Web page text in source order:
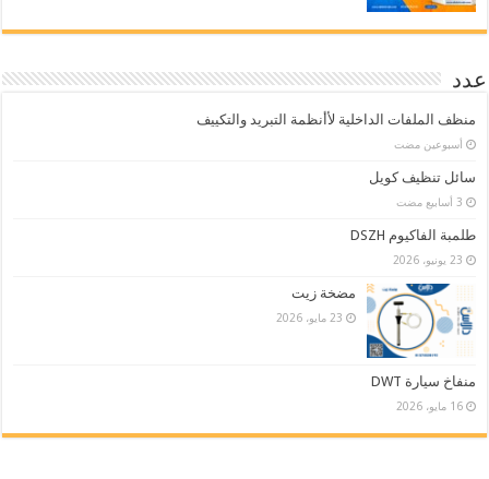
عدد
منظف الملفات الداخلية لأأنظمة التبريد والتكييف
‏أسبوعين مضت
سائل تنظيف كويل
طلمبة الفاكيوم DSZH
23 يونيو، 2026
مضخة زيت
23 مايو، 2026
منفاخ سيارة DWT
16 مايو، 2026